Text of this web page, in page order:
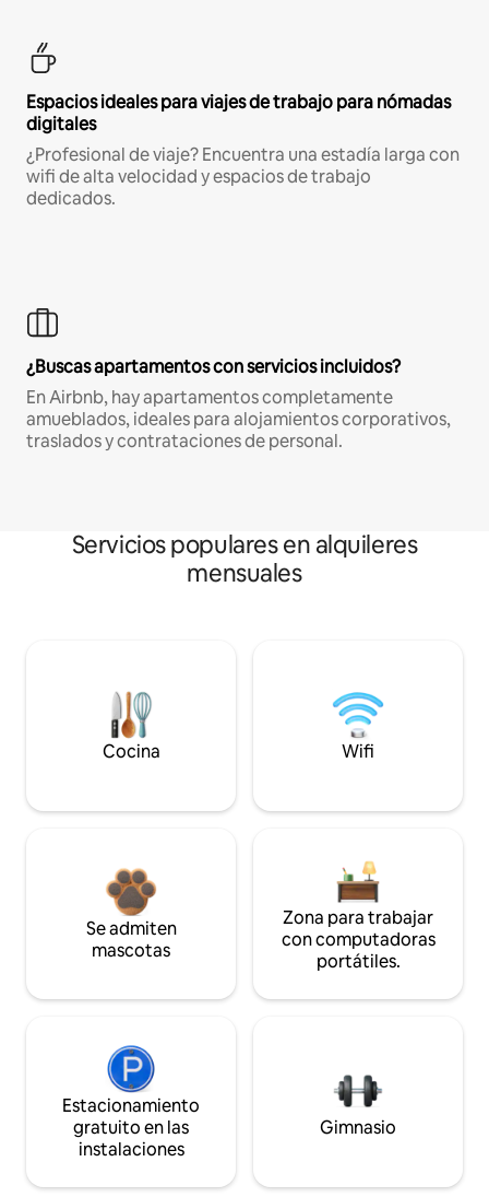
Espacios ideales para viajes de trabajo para nómadas
digitales
¿Profesional de viaje? Encuentra una estadía larga con
wifi de alta velocidad y espacios de trabajo
dedicados.
¿Buscas apartamentos con servicios incluidos?
En Airbnb, hay apartamentos completamente
amueblados, ideales para alojamientos corporativos,
traslados y contrataciones de personal.
Servicios populares en alquileres
mensuales
Cocina Wifi
Se admiten
mascotas
Zona para trabajar
con computadoras
portátiles.
Estacionamiento
gratuito en las
instalaciones
Gimnasio